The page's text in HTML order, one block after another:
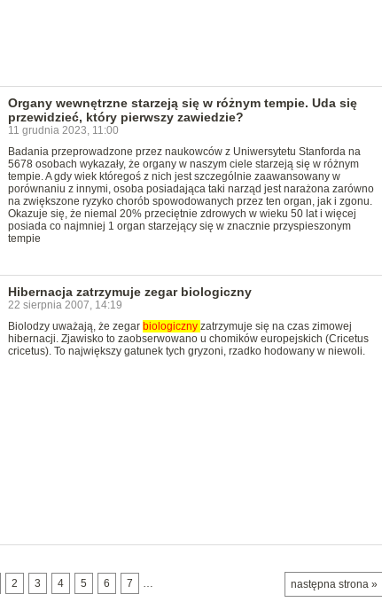
Organy wewnętrzne starzeją się w różnym tempie. Uda się
przewidzieć, który pierwszy zawiedzie?
11 grudnia 2023, 11:00
Badania przeprowadzone przez naukowców z Uniwersytetu Stanforda na
5678 osobach wykazały, że organy w naszym ciele starzeją się w różnym
tempie. A gdy wiek któregoś z nich jest szczególnie zaawansowany w
porównaniu z innymi, osoba posiadająca taki narząd jest narażona zarówno
na zwiększone ryzyko chorób spowodowanych przez ten organ, jak i zgonu.
Okazuje się, że niemal 20% przeciętnie zdrowych w wieku 50 lat i więcej
posiada co najmniej 1 organ starzejący się w znacznie przyspieszonym
tempie
Hibernacja zatrzymuje zegar biologiczny
22 sierpnia 2007, 14:19
Biolodzy uważają, że zegar biologiczny zatrzymuje się na czas zimowej
hibernacji. Zjawisko to zaobserwowano u chomików europejskich (Cricetus
cricetus). To największy gatunek tych gryzoni, rzadko hodowany w niewoli.
następna strona »
2 3 4 5 6 7 …